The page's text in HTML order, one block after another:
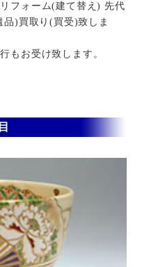
フォーム(建て替え) 先代
)買取り(買受)致しま
もお受け致します。